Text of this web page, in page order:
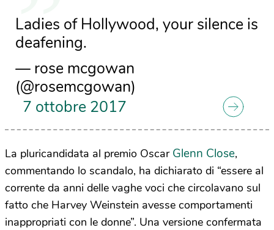
Ladies of Hollywood, your silence is
deafening.
— rose mcgowan
(@rosemcgowan)
7 ottobre 2017
La pluricandidata al premio Oscar Glenn Close,
commentando lo scandalo, ha dichiarato di “essere al
corrente da anni delle vaghe voci che circolavano sul
fatto che Harvey Weinstein avesse comportamenti
inappropriati con le donne”. Una versione confermata